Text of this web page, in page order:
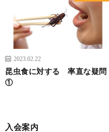
2023.02.22
昆虫食に対する 率直な疑問
①
入会案内